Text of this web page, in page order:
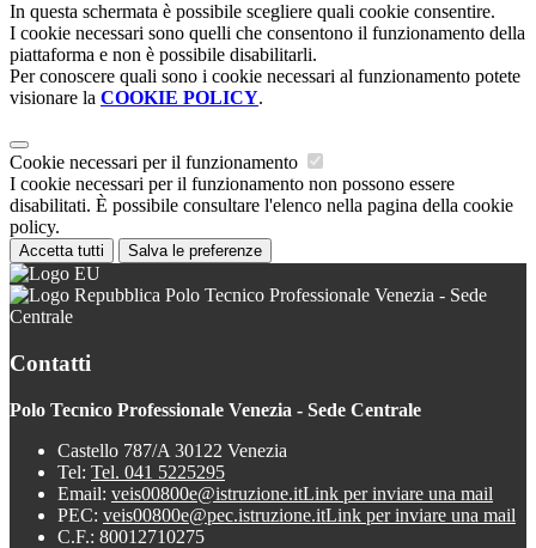
In questa schermata è possibile scegliere quali cookie consentire.
I cookie necessari sono quelli che consentono il funzionamento della
piattaforma e non è possibile disabilitarli.
Per conoscere quali sono i cookie necessari al funzionamento potete
visionare la COOKIE POLICY.
Cookie necessari per il funzionamento
I cookie necessari per il funzionamento non possono essere
disabilitati. È possibile consultare l'elenco nella pagina della cookie
policy.
Accetta tutti Salva le preferenze
Polo Tecnico Professionale Venezia - Sede
Centrale
Contatti
Polo Tecnico Professionale Venezia - Sede Centrale
Castello 787/A 30122 Venezia
Tel: Tel. 041 5225295
Email: veis00800e@istruzione.itLink per inviare una mail
PEC: veis00800e@pec.istruzione.itLink per inviare una mail
C.F.: 80012710275